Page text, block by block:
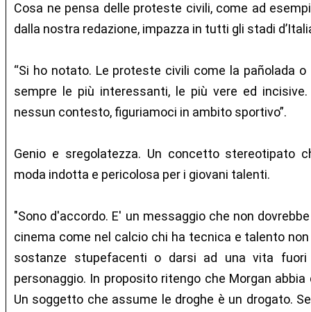
Cosa ne pensa delle proteste civili, come ad
dalla nostra redazione, impazza in tutti gli stadi
“Si ho notato. Le proteste civili come la pañolada
sempre le più interessanti, le più vere ed
nessun contesto, figuriamoci in ambito sportivo”.
Genio e sregolatezza. Un concetto stereotipato
moda indotta e pericolosa per i giovani talenti.
"Sono d'accordo. E' un messaggio che non
cinema come nel calcio chi ha tecnica e talento
sostanze stupefacenti o darsi ad una vita fuori
personaggio. In proposito ritengo che Morgan
Un soggetto che assume le droghe è un drogato.